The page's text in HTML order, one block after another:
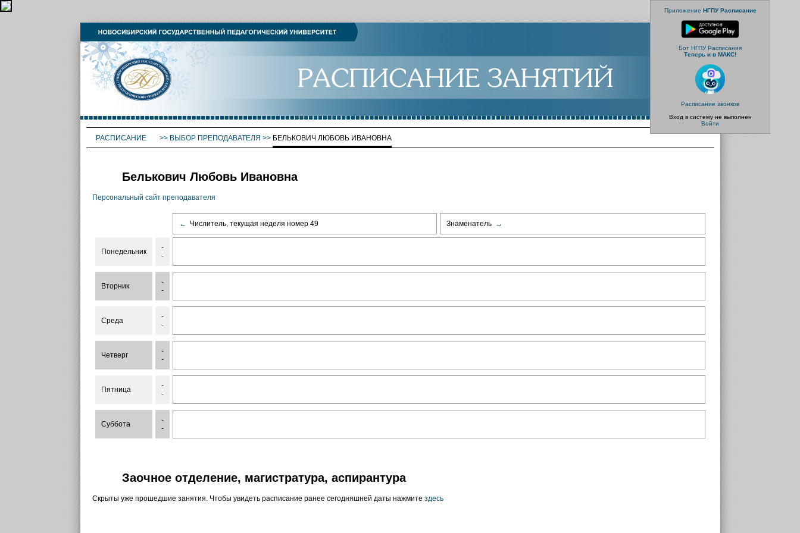
Приложение НГПУ Расписание
Бот НГПУ Расписания
Теперь и в МАКС!
Расписание звонков
Вход в систему не выполнен
Войти
РАСПИСАНИЕ >> ВЫБОР ПРЕПОДАВАТЕЛЯ >> БЕЛЬКОВИЧ ЛЮБОВЬ ИВАНОВНА
Белькович Любовь Ивановна
Персональный сайт преподавателя
← Числитель, текущая неделя номер 49 Знаменатель →
Понедельник
-
-
Вторник
-
-
Среда
-
-
Четверг
-
-
Пятница
-
-
Суббота
-
-
Заочное отделение, магистратура, аспирантура
Скрыты уже прошедшие занятия. Чтобы увидеть расписание ранее сегодняшней даты нажмите здесь